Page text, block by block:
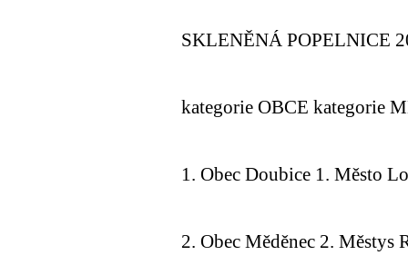
SKLENĚNÁ POPELNICE
kategorie OBCE kategorie
1. Obec Doubice 1. Město
2. Obec Měděnec 2. Městys